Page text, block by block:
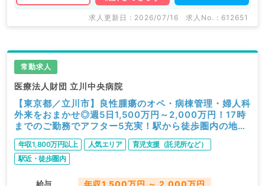
求人更新日 : 2026/07/16 求人No. : 612651
常勤求人
医療法人財団 立川中央病院
【東京都／立川市】良性腫瘍のオペ・病棟管理・婦人科
外来をおまかせ◎週5日1,500万円～2,000万円！17時
までのご勤務でアフター5充実！駅から徒歩圏内の地域
中核病院です（婦人科／常勤）
年収1,800万円以上 人気エリア
育児支援（託児所など）
駅近・徒歩圏内
給与 年収1,500万円 ～ 2,000万円